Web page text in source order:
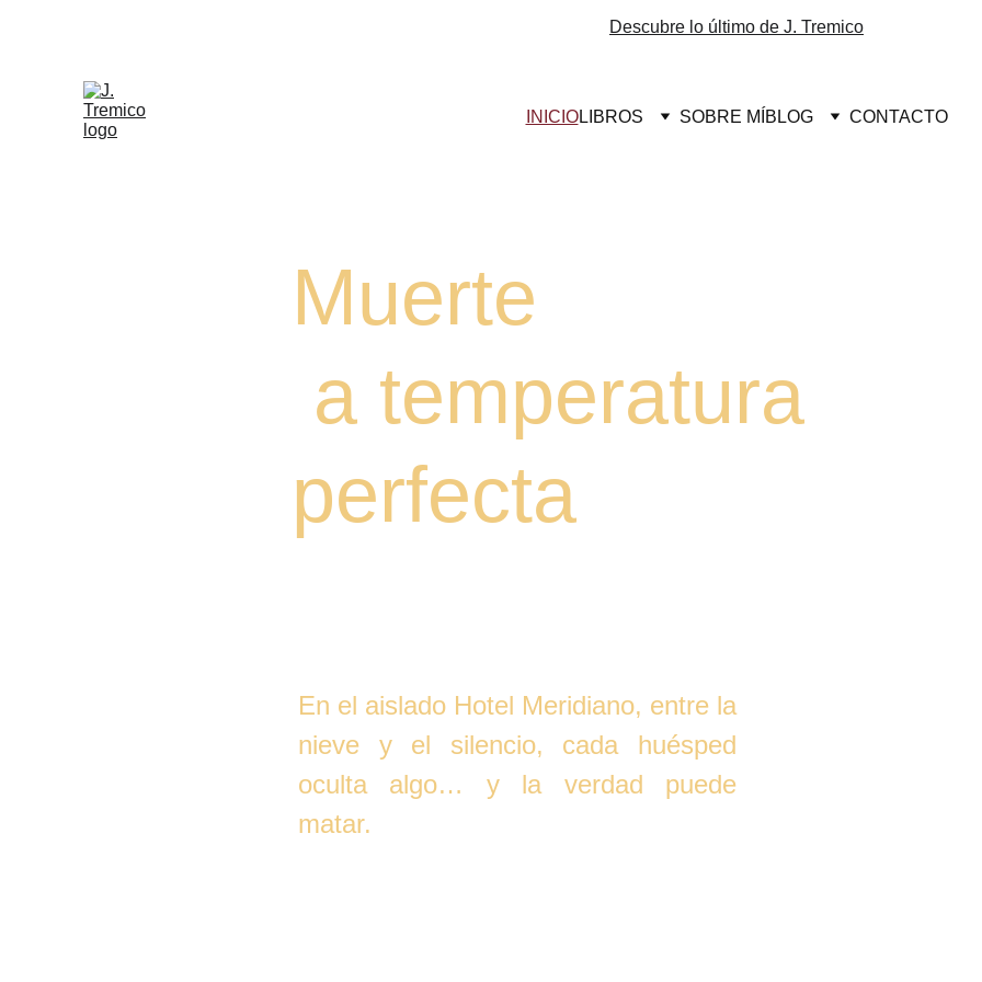
Descubre lo último de J. Tremico
INICIOLIBROS SOBRE MÍ BLOG CONTACTO
Muerte
a temperatura
perfecta
En el aislado Hotel Meridiano, entre la
nieve y el silencio, cada huésped
oculta algo… y la verdad puede
matar.